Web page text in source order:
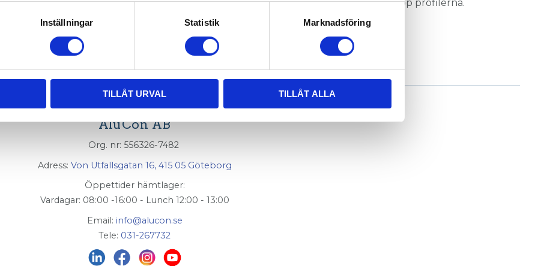
Inställningar Statistik Marknadsföring
TILLÅT URVAL TILLÅT ALLA
002och montera distanser, sedan girfästen med stoppskruvarna som spänner ihop profilerna.
AluCon AB
Org. nr: 556326-7482
Adress: Von Utfallsgatan 16, 415 05 Göteborg
Öppettider hämtlager:
Vardagar: 08:00 -16:00 - Lunch 12:00 - 13:00
Email: info@alucon.se
Tele: 031-267732